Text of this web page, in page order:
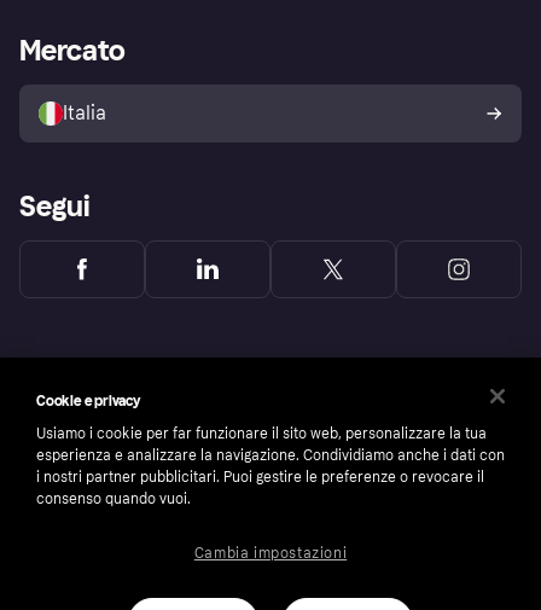
Esplora i negozi
Politica di protezione
dell'acquirente Klarna
Accesso aziende
Mercato
Italia
Segui
number: 556737-0431
Cookie e privacy
Usiamo i cookie per far funzionare il sito web, personalizzare la tua
esperienza e analizzare la navigazione. Condividiamo anche i dati con
i nostri partner pubblicitari. Puoi gestire le preferenze o revocare il
consenso quando vuoi.
Cambia impostazioni